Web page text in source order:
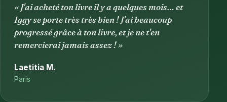
« J'ai acheté ton livre il y a quelques mois… et
Iggy se porte très très bien ! J'ai beaucoup
progressé grâce à ton livre, et je ne t'en
remercierai jamais assez ! »
Laetitia M.
Paris